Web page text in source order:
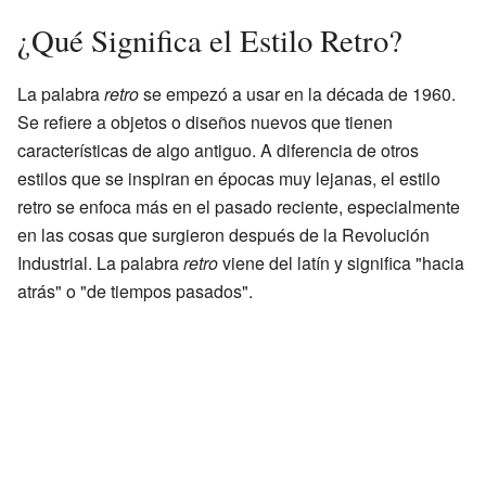
¿Qué Significa el Estilo Retro?
La palabraretrose empezó a usar en la década de 1960.
Se refiere a objetos o diseños nuevos que tienen
características de algo antiguo. A diferencia de otros
estilos que se inspiran en épocas muy lejanas, el estilo
retro se enfoca más en el pasado reciente, especialmente
en las cosas que surgieron después de la Revolución
Industrial. La palabraretroviene del latín y significa "hacia
atrás" o "de tiempos pasados".